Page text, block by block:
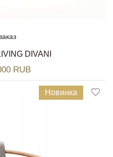
DIVANI
RUB
Новинка